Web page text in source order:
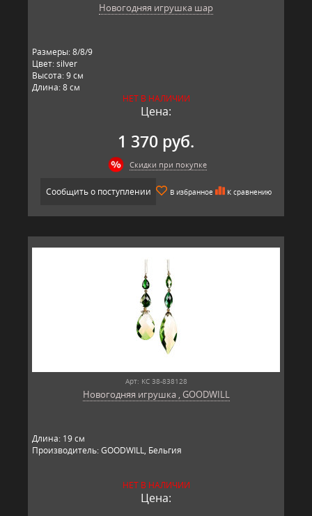
Новогодняя игрушка шар
Размеры: 8/8/9
Цвет: silver
Высота: 9 см
Длина: 8 см
Производитель: GOODWILL, Бельгия
НЕТ В НАЛИЧИИ
Цена:
1 370 руб.
Скидки при покупке
Сообщить о поступлении В избранное К сравнению
Арт: KC 38-838128
Новогодняя игрушка , GOODWILL
Длина: 19 см
Производитель: GOODWILL, Бельгия
НЕТ В НАЛИЧИИ
Цена: